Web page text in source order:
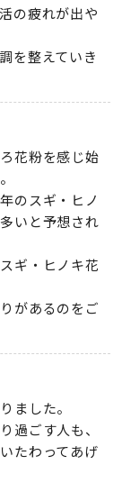
の疲れが出や
を整えていき
花粉を感じ始
のスギ・ヒノ
いと予想され
ギ・ヒノキ花
があるのをご
ました。
過ごす人も、
たわってあげ